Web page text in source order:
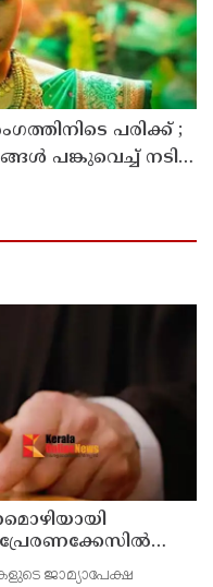
പരിക്ക് ;
പങ്കുവെച്ച് നടി
മധ്യപ്രദേശ്
ജാമ്യാപേക്ഷ